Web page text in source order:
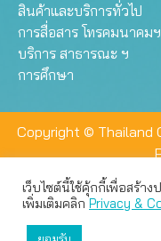
สินค้าและบริการทั่วไป
การสื่อสาร โทรคมนาคมฯ
บริการ สาธารณะ ฯ
การศึกษา
Copyright © Thailand
เว็บไซต์นี้ใช้คุ้กกี้เพื่อสร้
เพิ่มเติมคลิกPrivacy &
เว็บไซต์นี้ใช้คุกกี้เพื่อมอ
สามารถเลือกตั้งค่าความเ